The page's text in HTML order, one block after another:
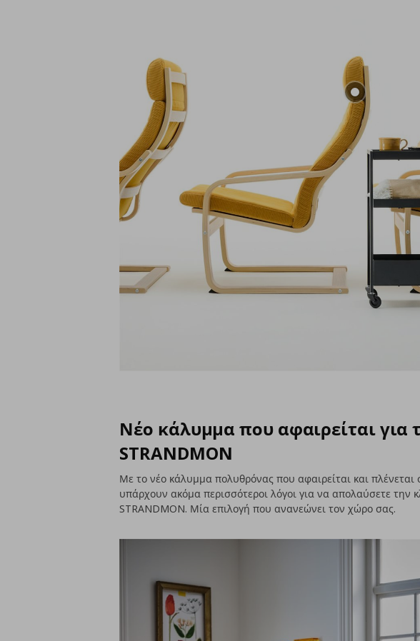
Νέο κάλυμμα που αφαιρείται για
STRANDMON
Με το νέο κάλυμμα πολυθρόνας που αφαιρείται και
υπάρχουν ακόμα περισσότεροι λόγοι για να απολαύσετε την
STRANDMON. Μία επιλογή που ανανεώνει τον χώρο σας.